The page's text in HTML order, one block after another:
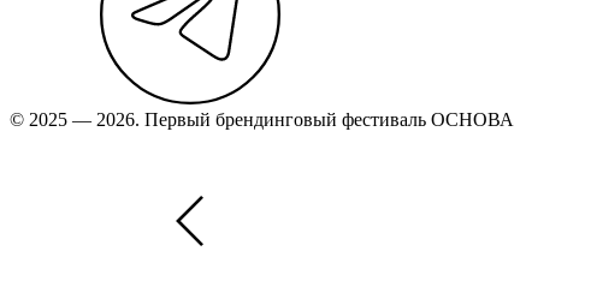
© 2025 — 2026. Первый брендинговый фестиваль ОСНОВА